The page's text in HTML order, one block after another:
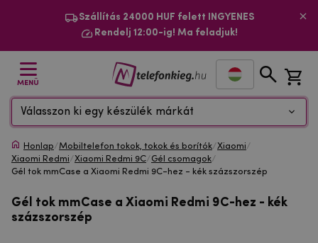
Szállítás 24000 HUF felett INGYENES
Rendelj 12:00-ig! Ma feladjuk!
MENÜ
Válasszon ki egy készülék márkát
Honlap/Mobiltelefon tokok, tokok és borítók/Xiaomi/
Xiaomi Redmi/Xiaomi Redmi 9C/Gél csomagok/
Gél tok mmCase a Xiaomi Redmi 9C-hez - kék százszorszép
Gél tok mmCase a Xiaomi Redmi 9C-hez - kék
százszorszép